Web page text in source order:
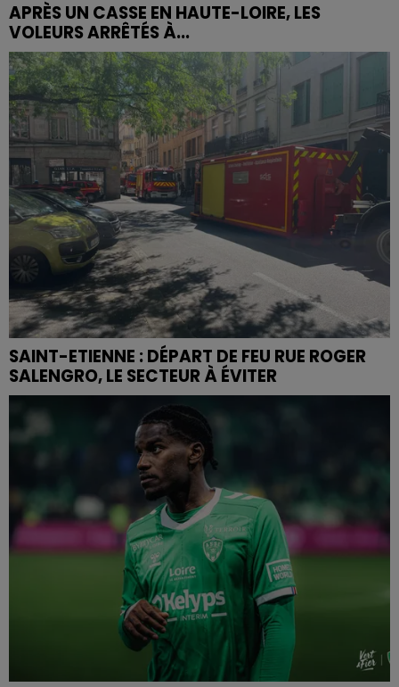
APRÈS UN CASSE EN HAUTE-LOIRE, LES
VOLEURS ARRÊTÉS À...
SAINT-ETIENNE : DÉPART DE FEU RUE ROGER
SALENGRO, LE SECTEUR À ÉVITER